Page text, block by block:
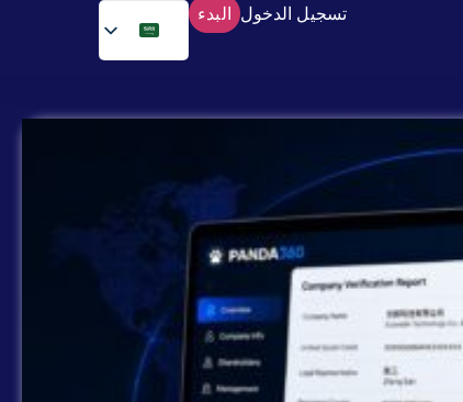
تسجيل الدخول البدء